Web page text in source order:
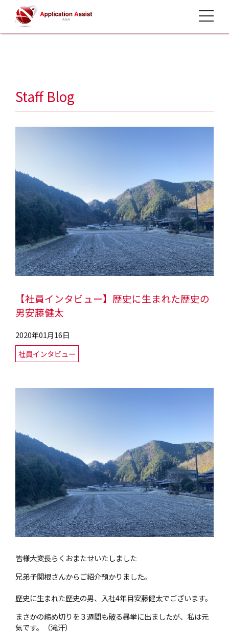
toggle
HOME>スタッフブログ>
Staff Blog
【社員インタビュー】歴史に生まれた歴史の
男安藤健太
2020年01月16日
社員インタビュー
皆様大変長らくおまたせいたしました
兄弟子関根さんからご紹介預かりました。
歴史に生まれた歴史の男、入社4年目安藤健太でございます。
まさかの締め切りを３週間も破る暴挙に出ましたが、私は元
気です。（滝汗）